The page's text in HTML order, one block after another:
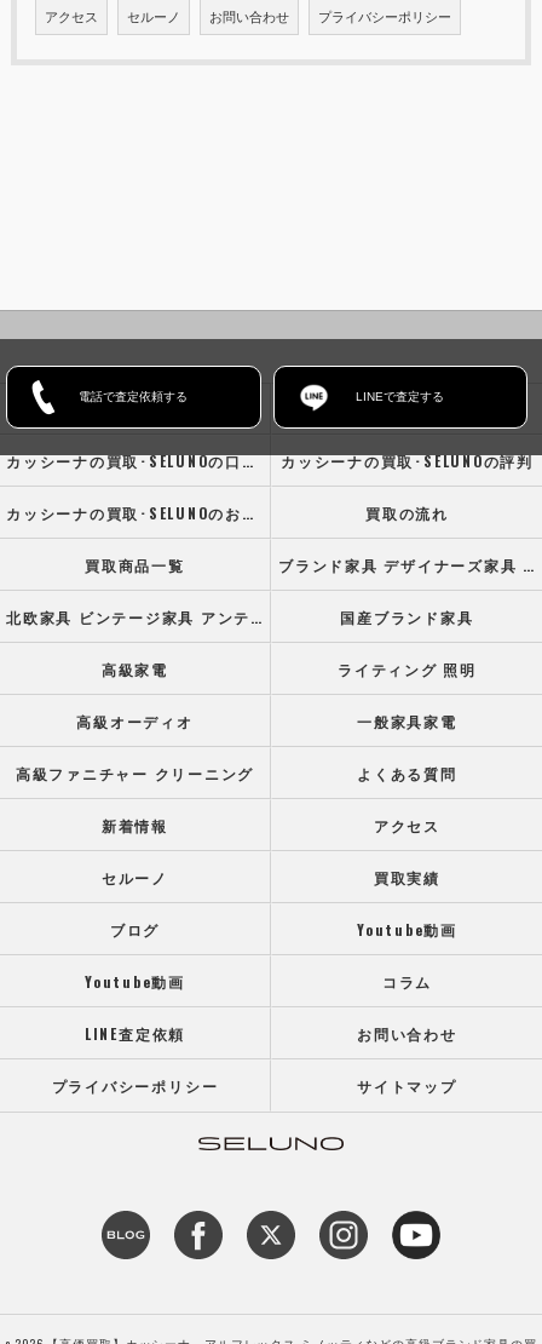
アクセス セルーノ お問い合わせ プライバシーポリシー
電話で査定依頼する LINEで査定する
ホーム コンセプト
カッシーナの買取･SELUNOの口コミ情報 カッシーナの買取･SELUNOの評判
カッシーナの買取･SELUNOのお客様の声 買取の流れ
買取商品一覧 ブランド家具 デザイナーズ家具 高級オフィス家具
北欧家具 ビンテージ家具 アンティーク家具 国産ブランド家具
高級家電 ライティング 照明
高級オーディオ 一般家具家電
高級ファニチャー クリーニング よくある質問
新着情報 アクセス
セルーノ 買取実績
ブログ Youtube動画
Youtube動画 コラム
LINE査定依頼 お問い合わせ
プライバシーポリシー サイトマップ